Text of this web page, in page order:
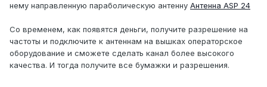
нему направленную параболическую антенну Антенна ASP 24
Со временем, как появятся деньги, получите разрешение на
частоты и подключите к антеннам на вышках операторское
оборудование и сможете сделать канал более высокого
качества. И тогда получите все бумажки и разрешения.